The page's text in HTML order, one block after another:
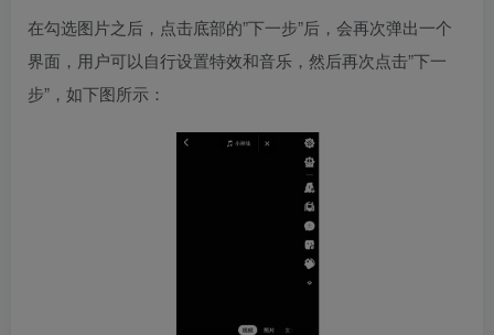
在勾选图片之后，点击底部的”下一步”后，会再次弹出一个
界面，用户可以自行设置特效和音乐，然后再次点击”下一
步”，如下图所示：